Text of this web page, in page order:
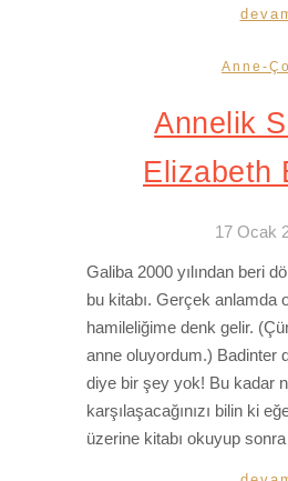
Anne-
Annelik
Elizabeth
17 Ocak
Galiba 2000 yılından beri
bu kitabı. Gerçek anlamda
hamileliğime denk gelir.
anne oluyordum.) Badinter
diye bir şey yok! Bu kadar
karşılaşacağınızı bilin ki
üzerine kitabı okuyup